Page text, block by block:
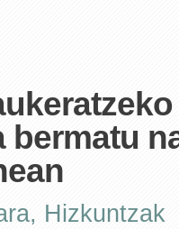
bermatu
, Hizkuntzak